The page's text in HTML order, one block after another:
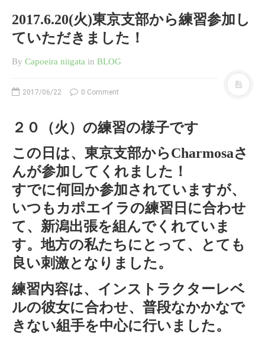
ラは全部こたえちゃいます！
最近の投稿
お知らせ
オンモール新潟南 2020 ６月
オンモール新潟南 レッスン変
更のお知らせ
Jeugiaカルチャーセンター イ
オンモール新潟南 冬
◇◇◇イオンカルチャークラブ
新潟青山店 カポエィラ・キッ
ズ＆親子クラス◇◇◇
SAMURAI CAPOEIRA オフィ
シャルサイトはこちら
2017.6.20(火)東京支部から練習参加し
ていただきました！
By Capoeira niigata in BLOG
2017/06/22 0 Comment
２０（火）の練習の様子です
この日は、東京支部からCharmosaさ
んが参加してくれました！
すでに何回か参加されていますが、
いつもカポエイラの練習日に合わせ
て、新潟出張を組んでくれていま
す。地方の私たちにとって、とても
良い刺激となりました。
練習内容は、インストラクターレベ
ルの彼女に合わせ、普段なかかなで
きない組手を中心に行いました。